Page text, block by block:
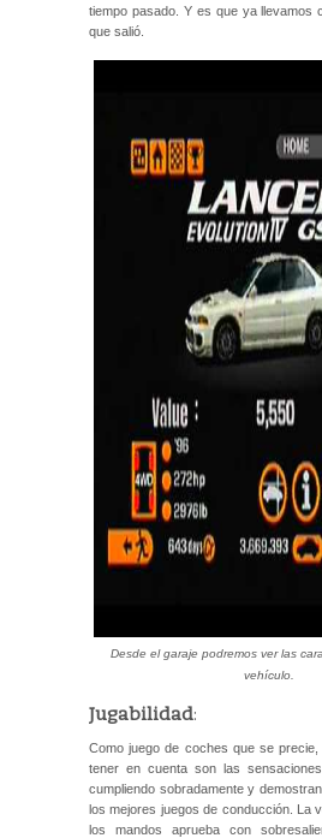
tiempo pasado. Y es que ya llevamos
que salió.
Desde el garaje podremos ver las
vehículo.
Jugabilidad:
Como juego de coches que se
tener en cuenta son las
cumpliendo sobradamente y
los mejores juegos de conducción. La
los mandos aprueba con